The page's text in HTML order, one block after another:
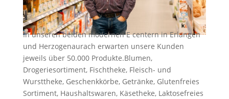
In unseren beiden modernen E centern in Erlangen
und Herzogenaurach erwarten unsere Kunden
jeweils über 50.000 Produkte.Blumen,
Drogeriesortiment, Fischtheke, Fleisch- und
Wursttheke, Geschenkkörbe, Getränke, Glutenfreies
Sortiment, Haushaltswaren, Käsetheke, Laktosefreies